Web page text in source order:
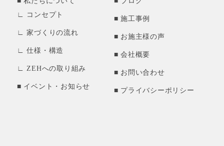
コンセプト
家づくりの流れ
仕様・構造
ZEHへの取り組み
イベント・お知らせ
施工事例
お施主様の声
会社概要
お問い合わせ
プライバシーポリシー